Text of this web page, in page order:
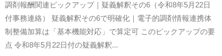
調剤報酬関連ピックアップ｜疑義解釈その6（令和8年5月22日
付事務連絡） 疑義解釈その6で明確化｜電子的調剤情報連携体
制整備加算は「基本機能対応」で算定可 このピックアップの要
点 令和8年5月22日付の疑義解釈...